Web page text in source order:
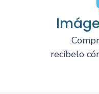
recíbelo